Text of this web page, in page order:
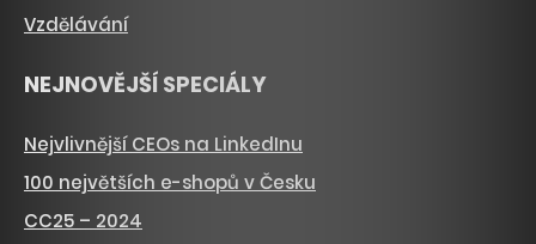
Vzdělávání
NEJNOVĚJŠÍ SPECIÁLY
Nejvlivnější CEOs na LinkedInu
100 největších e-shopů v Česku
CC25 – 2024